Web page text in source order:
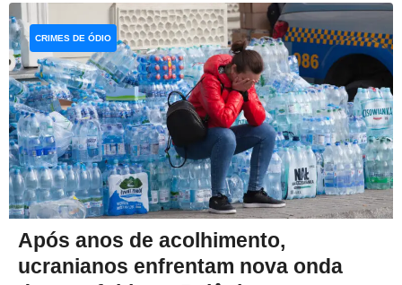
Após anos de acolhimento,
ucranianos enfrentam nova onda
CRIMES DE ÓDIO